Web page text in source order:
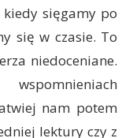
kiedy sięgamy po
się w czasie. To
niedoceniane.
nam potem
lektury czy z